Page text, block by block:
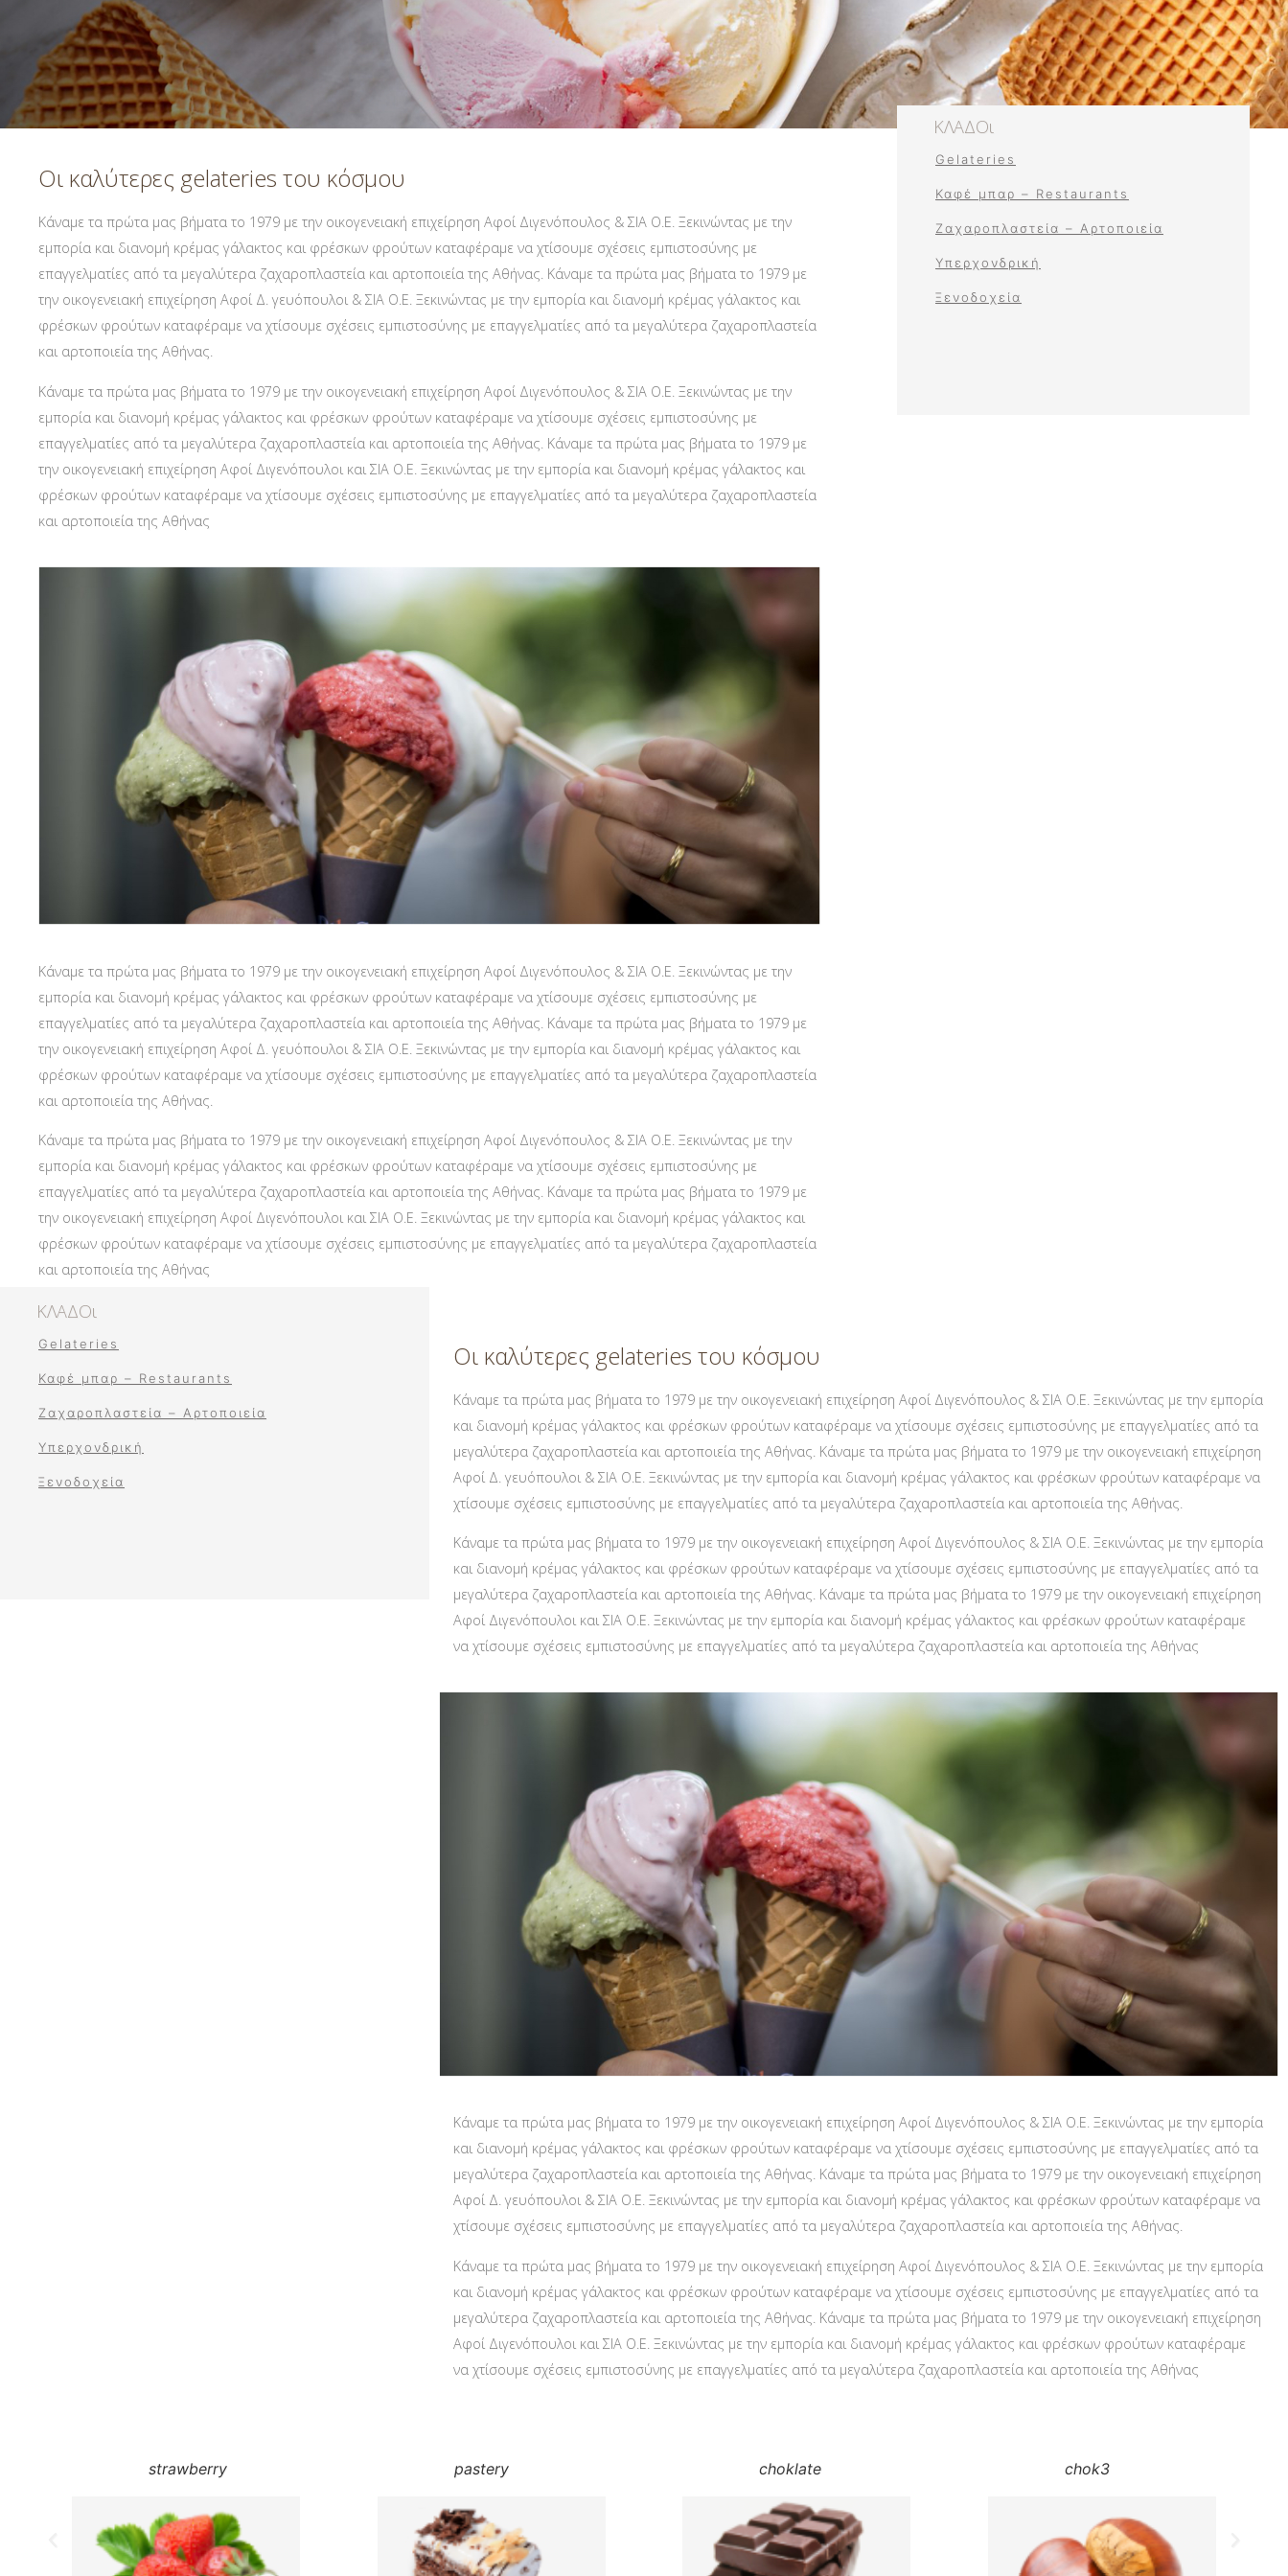
Βούτυρο αγελαδινό
Βούτυρο πρόβειο-γίδινο
Γιαούρτι
Φυτική Κρέμα
ΚΟΚΚΟΙ ΚΑΚΑΟ
Βούτυρο κακάο
Απομιμήσεις σοκολάτας
Α Ύλες Παγωτού
Variegato
Σιρόπια
Προϊόντα κάστανου
Φρούτα σε σιρόπι-confit φρούτων AGRIMONTANA
Είδη Συσκευασίας
Μηχανήματα-εξοπλισμός
Έτοιμο χειροποίητο gelato
Macaron
Οι καλύτερες gelateries του κόσμου
Κάναμε τα πρώτα μας βήματα το 1979 με την οικογενειακή επιχείρηση Αφοί Διγενόπουλος & ΣΙΑ Ο.Ε. Ξεκινώντας με την
εμπορία και διανομή κρέμας γάλακτος και φρέσκων φρούτων καταφέραμε να χτίσουμε σχέσεις εμπιστοσύνης με
επαγγελματίες από τα μεγαλύτερα ζαχαροπλαστεία και αρτοποιεία της Αθήνας. Κάναμε τα πρώτα μας βήματα το 1979 με
την οικογενειακή επιχείρηση Αφοί Δ. γευόπουλοι & ΣΙΑ Ο.Ε. Ξεκινώντας με την εμπορία και διανομή κρέμας γάλακτος και
φρέσκων φρούτων καταφέραμε να χτίσουμε σχέσεις εμπιστοσύνης με επαγγελματίες από τα μεγαλύτερα ζαχαροπλαστεία
και αρτοποιεία της Αθήνας.
Κάναμε τα πρώτα μας βήματα το 1979 με την οικογενειακή επιχείρηση Αφοί Διγενόπουλος & ΣΙΑ Ο.Ε. Ξεκινώντας με την
εμπορία και διανομή κρέμας γάλακτος και φρέσκων φρούτων καταφέραμε να χτίσουμε σχέσεις εμπιστοσύνης με
επαγγελματίες από τα μεγαλύτερα ζαχαροπλαστεία και αρτοποιεία της Αθήνας. Κάναμε τα πρώτα μας βήματα το 1979 με
την οικογενειακή επιχείρηση Αφοί Διγενόπουλοι και ΣΙΑ Ο.Ε. Ξεκινώντας με την εμπορία και διανομή κρέμας γάλακτος και
φρέσκων φρούτων καταφέραμε να χτίσουμε σχέσεις εμπιστοσύνης με επαγγελματίες από τα μεγαλύτερα ζαχαροπλαστεία
και αρτοποιεία της Αθήνας
Κάναμε τα πρώτα μας βήματα το 1979 με την οικογενειακή επιχείρηση Αφοί Διγενόπουλος & ΣΙΑ Ο.Ε. Ξεκινώντας με την
εμπορία και διανομή κρέμας γάλακτος και φρέσκων φρούτων καταφέραμε να χτίσουμε σχέσεις εμπιστοσύνης με
επαγγελματίες από τα μεγαλύτερα ζαχαροπλαστεία και αρτοποιεία της Αθήνας. Κάναμε τα πρώτα μας βήματα το 1979 με
την οικογενειακή επιχείρηση Αφοί Δ. γευόπουλοι & ΣΙΑ Ο.Ε. Ξεκινώντας με την εμπορία και διανομή κρέμας γάλακτος και
φρέσκων φρούτων καταφέραμε να χτίσουμε σχέσεις εμπιστοσύνης με επαγγελματίες από τα μεγαλύτερα ζαχαροπλαστεία
και αρτοποιεία της Αθήνας.
Κάναμε τα πρώτα μας βήματα το 1979 με την οικογενειακή επιχείρηση Αφοί Διγενόπουλος & ΣΙΑ Ο.Ε. Ξεκινώντας με την
εμπορία και διανομή κρέμας γάλακτος και φρέσκων φρούτων καταφέραμε να χτίσουμε σχέσεις εμπιστοσύνης με
επαγγελματίες από τα μεγαλύτερα ζαχαροπλαστεία και αρτοποιεία της Αθήνας. Κάναμε τα πρώτα μας βήματα το 1979 με
την οικογενειακή επιχείρηση Αφοί Διγενόπουλοι και ΣΙΑ Ο.Ε. Ξεκινώντας με την εμπορία και διανομή κρέμας γάλακτος και
φρέσκων φρούτων καταφέραμε να χτίσουμε σχέσεις εμπιστοσύνης με επαγγελματίες από τα μεγαλύτερα ζαχαροπλαστεία
και αρτοποιεία της Αθήνας
ΚΛΑΔΟι
Gelateries
Καφέ μπαρ – Restaurants
Ζαχαροπλαστεία – Αρτοποιεία
Υπερχονδρική
Ξενοδοχεία​
ΚΛΑΔΟι
Gelateries
Καφέ μπαρ – Restaurants
Ζαχαροπλαστεία – Αρτοποιεία
Υπερχονδρική
Ξενοδοχεία​
Οι καλύτερες gelateries του κόσμου
Κάναμε τα πρώτα μας βήματα το 1979 με την οικογενειακή επιχείρηση Αφοί Διγενόπουλος & ΣΙΑ Ο.Ε. Ξεκινώντας με την εμπορία
και διανομή κρέμας γάλακτος και φρέσκων φρούτων καταφέραμε να χτίσουμε σχέσεις εμπιστοσύνης με επαγγελματίες από τα
μεγαλύτερα ζαχαροπλαστεία και αρτοποιεία της Αθήνας. Κάναμε τα πρώτα μας βήματα το 1979 με την οικογενειακή επιχείρηση
Αφοί Δ. γευόπουλοι & ΣΙΑ Ο.Ε. Ξεκινώντας με την εμπορία και διανομή κρέμας γάλακτος και φρέσκων φρούτων καταφέραμε να
χτίσουμε σχέσεις εμπιστοσύνης με επαγγελματίες από τα μεγαλύτερα ζαχαροπλαστεία και αρτοποιεία της Αθήνας.
Κάναμε τα πρώτα μας βήματα το 1979 με την οικογενειακή επιχείρηση Αφοί Διγενόπουλος & ΣΙΑ Ο.Ε. Ξεκινώντας με την εμπορία
και διανομή κρέμας γάλακτος και φρέσκων φρούτων καταφέραμε να χτίσουμε σχέσεις εμπιστοσύνης με επαγγελματίες από τα
μεγαλύτερα ζαχαροπλαστεία και αρτοποιεία της Αθήνας. Κάναμε τα πρώτα μας βήματα το 1979 με την οικογενειακή επιχείρηση
Αφοί Διγενόπουλοι και ΣΙΑ Ο.Ε. Ξεκινώντας με την εμπορία και διανομή κρέμας γάλακτος και φρέσκων φρούτων καταφέραμε
να χτίσουμε σχέσεις εμπιστοσύνης με επαγγελματίες από τα μεγαλύτερα ζαχαροπλαστεία και αρτοποιεία της Αθήνας
Κάναμε τα πρώτα μας βήματα το 1979 με την οικογενειακή επιχείρηση Αφοί Διγενόπουλος & ΣΙΑ Ο.Ε. Ξεκινώντας με την εμπορία
και διανομή κρέμας γάλακτος και φρέσκων φρούτων καταφέραμε να χτίσουμε σχέσεις εμπιστοσύνης με επαγγελματίες από τα
μεγαλύτερα ζαχαροπλαστεία και αρτοποιεία της Αθήνας. Κάναμε τα πρώτα μας βήματα το 1979 με την οικογενειακή επιχείρηση
Αφοί Δ. γευόπουλοι & ΣΙΑ Ο.Ε. Ξεκινώντας με την εμπορία και διανομή κρέμας γάλακτος και φρέσκων φρούτων καταφέραμε να
χτίσουμε σχέσεις εμπιστοσύνης με επαγγελματίες από τα μεγαλύτερα ζαχαροπλαστεία και αρτοποιεία της Αθήνας.
Κάναμε τα πρώτα μας βήματα το 1979 με την οικογενειακή επιχείρηση Αφοί Διγενόπουλος & ΣΙΑ Ο.Ε. Ξεκινώντας με την εμπορία
και διανομή κρέμας γάλακτος και φρέσκων φρούτων καταφέραμε να χτίσουμε σχέσεις εμπιστοσύνης με επαγγελματίες από τα
μεγαλύτερα ζαχαροπλαστεία και αρτοποιεία της Αθήνας. Κάναμε τα πρώτα μας βήματα το 1979 με την οικογενειακή επιχείρηση
Αφοί Διγενόπουλοι και ΣΙΑ Ο.Ε. Ξεκινώντας με την εμπορία και διανομή κρέμας γάλακτος και φρέσκων φρούτων καταφέραμε
να χτίσουμε σχέσεις εμπιστοσύνης με επαγγελματίες από τα μεγαλύτερα ζαχαροπλαστεία και αρτοποιεία της Αθήνας
strawberry pastery choklate chok3